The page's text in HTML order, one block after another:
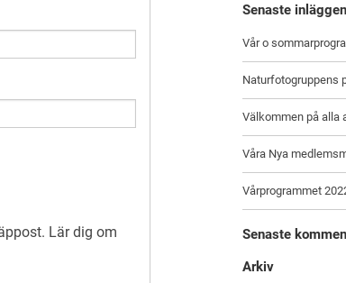
Lär dig om
Senaste inläggen
Vår o
Naturfotogruppens
Välkommen på alla
Våra Nya
Vårprogrammet
Senaste
Arkiv